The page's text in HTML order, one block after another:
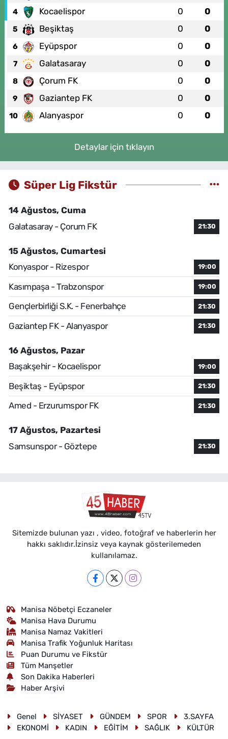
4 Kocaelispor 0 0
5 Beşiktaş 0 0
6 Eyüpspor 0 0
7 Galatasaray 0 0
8 Çorum FK 0 0
9 Gaziantep FK 0 0
10 Alanyaspor 0 0
Detaylar için tıklayın
Süper Lig Fikstür
14 Ağustos, Cuma
Galatasaray - Çorum FK
21:30
15 Ağustos, Cumartesi
Konyaspor - Rizespor
19:00
Kasımpaşa - Trabzonspor 19:00
Gençlerbirliği S.K. - Fenerbahçe 21:30
Gaziantep FK - Alanyaspor 21:30
16 Ağustos, Pazar
Başakşehir - Kocaelispor
19:00
Beşiktaş - Eyüpspor 21:30
Amed - Erzurumspor FK 21:30
17 Ağustos, Pazartesi
Samsunspor - Göztepe
21:30
Sitemizde bulunan yazı , video, fotoğraf ve haberlerin her
hakkı saklıdır.İzinsiz veya kaynak gösterilemeden
kullanılamaz.
Manisa Nöbetçi Eczaneler
Manisa Hava Durumu
Manisa Namaz Vakitleri
Manisa Trafik Yoğunluk Haritası
Puan Durumu ve Fikstür
Tüm Manşetler
Son Dakika Haberleri
Haber Arşivi
Genel SİYASET GÜNDEM SPOR
3.SAYFA
EKONOMİ
KADIN EĞİTİM SAĞLIK KÜLTÜR